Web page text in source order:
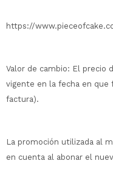
https://
Valor de cambio: El precio
vigente en la fecha en que
factura).
La promoción utilizada al
en cuenta al abonar el